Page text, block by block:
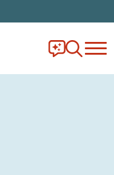
Frag Ella!
Zur